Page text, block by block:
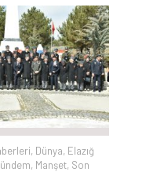
, Dünya, Elazığ
, Manşet, Son